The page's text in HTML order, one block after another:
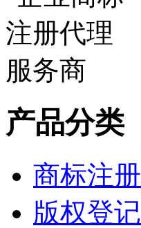
产品分类
商标注册
版权登记